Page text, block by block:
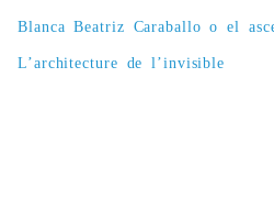
Blanca Beatriz Caraballo o el
L’architecture de l’invisible